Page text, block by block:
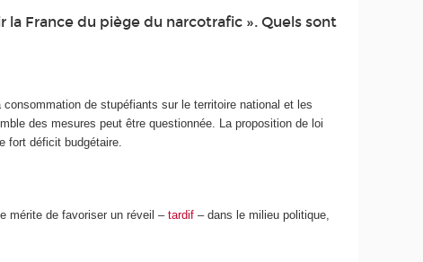
France du piège du narcotrafic ». Quels sont
de stupéfiants sur le territoire national et les
des mesures peut être questionnée. La proposition de loi
fort déficit budgétaire.
mérite de favoriser un réveil –tardif – dans le milieu politique,